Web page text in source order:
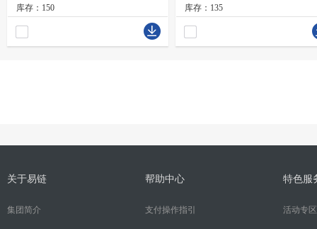
库存：150 库存：135
关于易链
集团简介
帮助中心
支付操作指引
特色服
活动专区